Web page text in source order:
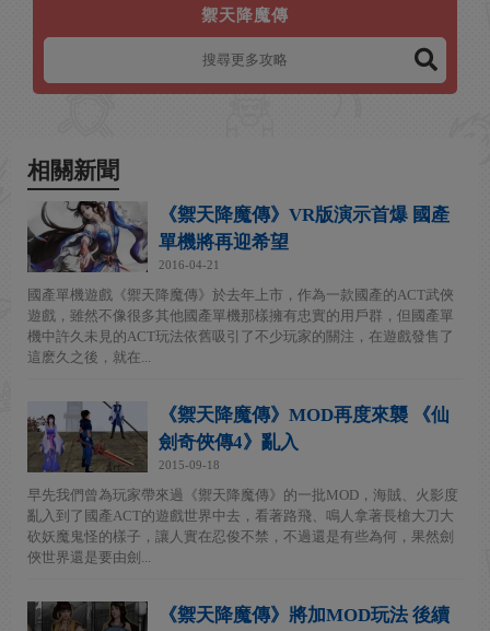
禦天降魔傳
相關新聞
《禦天降魔傳》VR版演示首爆 國產
單機將再迎希望
2016-04-21
國產單機遊戲《禦天降魔傳》於去年上市，作為一款國產的ACT武俠
遊戲，雖然不像很多其他國產單機那樣擁有忠實的用戶群，但國產單
機中許久未見的ACT玩法依舊吸引了不少玩家的關注，在遊戲發售了
這麽久之後，就在...
《禦天降魔傳》MOD再度來襲 《仙
劍奇俠傳4》亂入
2015-09-18
早先我們曾為玩家帶來過《禦天降魔傳》的一批MOD，海賊、火影度
亂入到了國產ACT的遊戲世界中去，看著路飛、鳴人拿著長槍大刀大
砍妖魔鬼怪的樣子，讓人實在忍俊不禁，不過還是有些為何，果然劍
俠世界還是要由劍...
《禦天降魔傳》將加MOD玩法 後續